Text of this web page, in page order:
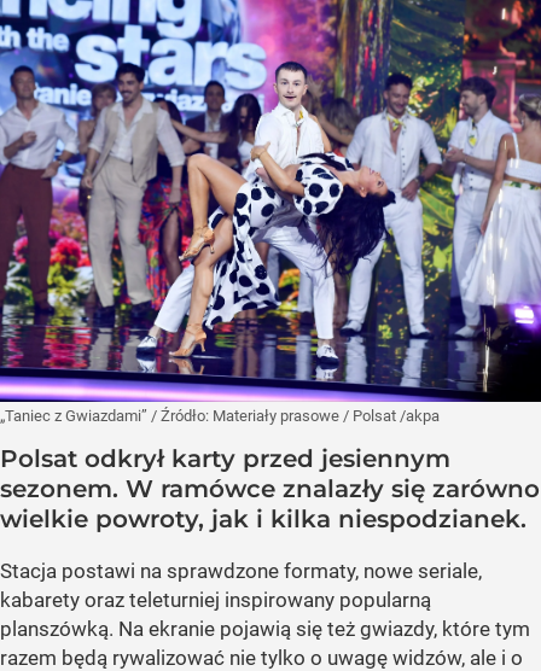
„Taniec z Gwiazdami” / Źródło: Materiały prasowe / Polsat /akpa
Polsat odkrył karty przed jesiennym
sezonem. W ramówce znalazły się zarówno
wielkie powroty, jak i kilka niespodzianek.
Stacja postawi na sprawdzone formaty, nowe seriale,
kabarety oraz teleturniej inspirowany popularną
planszówką. Na ekranie pojawią się też gwiazdy, które tym
razem będą rywalizować nie tylko o uwagę widzów, ale i o